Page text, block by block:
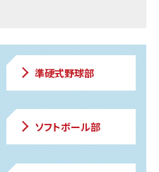
準硬式野球部
ソフトボール部